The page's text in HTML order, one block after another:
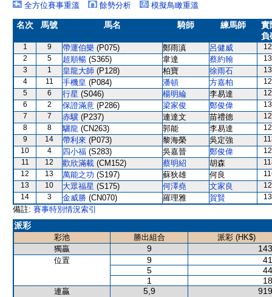
全方位賽事重溫
餘勢分析 模擬鳥瞰重溫
名次 馬號 馬名 騎師 練馬師
實
負
1 9 帶運伯樂 (P075) 鄭雨滇 呂健威
2
5 超順暢 (S365) 韋達 蔡約翰
3
1 皇龍大師 (P128) 柏寶 徐雨石
4
11 手機皇 (P084) 潘頓 方嘉柏
5
6 行星 (S046) 楊明綸 李易達
6
2 保證滿意 (P286) 梁家俊 鄭俊偉
7
7 赤驥 (P237) 連達文 苗禮德
8
8 驪龍 (CN263) 郭能 李易達
9
14 帶利來 (P073) 黎海榮 吳定強
10
4 四小福 (S283) 吳嘉晉 鄭俊偉
11
12 歡欣滿載 (CM152) 蔡明紹 胡森
12
13 萬能之功 (S197) 蘇狄雄 何良
13
10 大眾福星 (S175) 何澤堯 文家良
14
3 金威勝 (CN070) 羅理雅 賀賢
備註: 賽事特別情況索引
派彩
彩池 勝出組合
派彩 (HK$)
獨贏
9
位置 9
5
1
連贏 5,9